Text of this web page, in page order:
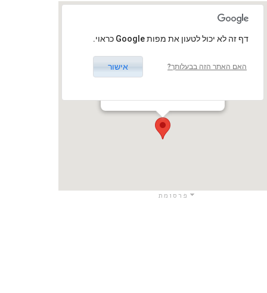
בן ציון, קבוצת כנרת
‏דף זה לא יכול לטעון את מפות Google כראוי.
האם האתר הזה בבעלותך? אישור
פרסומת